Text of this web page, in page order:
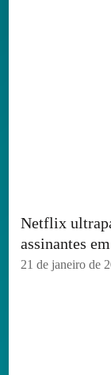
Netflix
assinantes
21 de janeiro de